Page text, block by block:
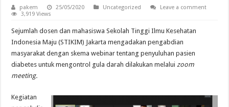
pakem 25/05/2020 Uncategorized
Leave a comment
3,919 Views
Sejumlah dosen dan mahasiswa Sekolah Tinggi Ilmu Kesehatan
Indonesia Maju (STIKIM) Jakarta mengadakan pengabdian
masyarakat dengan skema webinar tentang penyuluhan pasien
diabetes untuk mengontrol gula darah dilakukan melaluizoom
meeting.
Kegiatan